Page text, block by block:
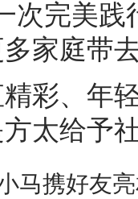
次完美
家庭带
、年轻
太给予
马携好友